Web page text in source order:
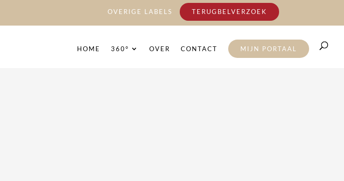
OVERIGE LABELS TERUGBELVERZOEK
HOME 360° OVER CONTACT MIJN PORTAAL